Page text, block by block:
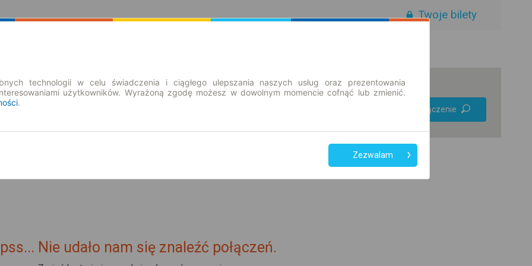
Twoje bilety
Znajdź połączenie
Nie udało nam się znaleźć połączeń.
technologii w celu świadczenia i ciągłego ulepszania naszych usług oraz prezentowania
użytkowników. Wyrażoną zgodę możesz w dowolnym momencie cofnąć lub zmienić.
.
Zezwalam